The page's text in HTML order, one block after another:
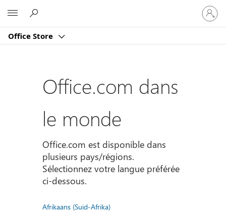
Office Store
vous
à
compte
Office.com dans
le monde
Office.com est disponible dans
plusieurs pays/régions.
Sélectionnez votre langue préférée
ci-dessous.
Afrikaans (Suid-Afrika)